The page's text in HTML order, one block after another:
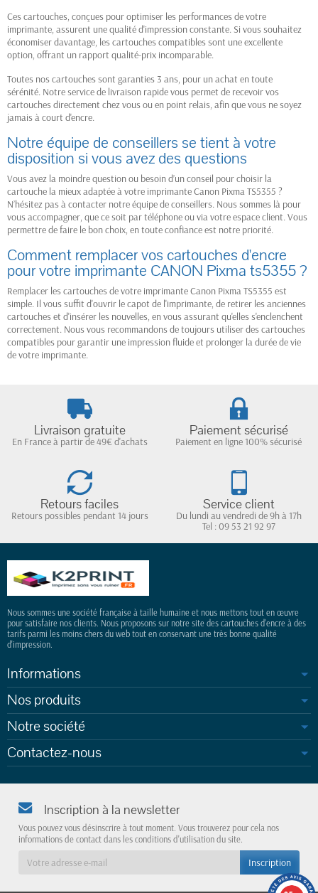
Ces cartouches, conçues pour optimiser les performances de votre
imprimante, assurent une qualité d'impression constante. Si vous souhaitez
économiser davantage, les cartouches compatibles sont une excellente
option, offrant un rapport qualité-prix incomparable.
Toutes nos cartouches sont garanties 3 ans, pour un achat en toute
sérénité. Notre service de livraison rapide vous permet de recevoir vos
cartouches directement chez vous ou en point relais, afin que vous ne soyez
jamais à court d'encre.
Notre équipe de conseillers se tient à votre
disposition si vous avez des questions
Vous avez la moindre question ou besoin d’un conseil pour choisir la
cartouche la mieux adaptée à votre imprimante Canon Pixma TS5355 ?
N’hésitez pas à contacter notre équipe de conseillers. Nous sommes là pour
vous accompagner, que ce soit par téléphone ou via votre espace client. Vous
permettre de faire le bon choix, en toute confiance est notre priorité.
Comment remplacer vos cartouches d'encre
pour votre imprimante CANON Pixma ts5355 ?
Remplacer les cartouches de votre imprimante Canon Pixma TS5355 est
simple. Il vous suffit d'ouvrir le capot de l'imprimante, de retirer les anciennes
cartouches et d'insérer les nouvelles, en vous assurant qu'elles s'enclenchent
correctement. Nous vous recommandons de toujours utiliser des cartouches
compatibles pour garantir une impression fluide et prolonger la durée de vie
de votre imprimante.
Livraison gratuite
En France à partir de 49€ d'achats
Paiement sécurisé
Paiement en ligne 100% sécurisé
Retours faciles
Retours possibles pendant 14 jours
Service client
Du lundi au vendredi de 9h à 17h
Tel : 09 53 21 92 97
Nous sommes une société française à taille humaine et nous mettons tout en œuvre
pour satisfaire nos clients. Nous proposons sur notre site des cartouches d'encre à des
tarifs parmi les moins chers du web tout en conservant une très bonne qualité
d'impression.
Informations
Nos produits
Notre société
Contactez-nous
Inscription à la newsletter
Vous pouvez vous désinscrire à tout moment. Vous trouverez pour cela nos
informations de contact dans les conditions d'utilisation du site.